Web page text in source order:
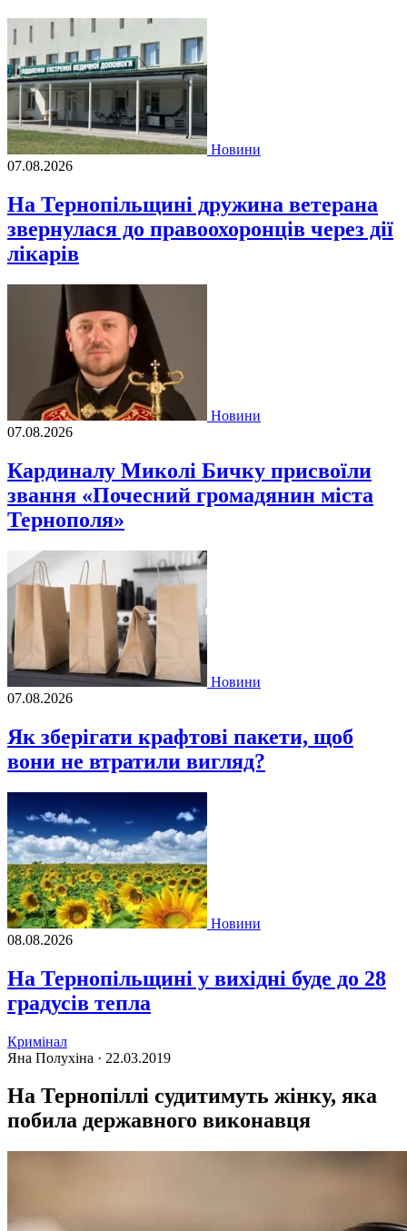
Новини
07.08.2026
На Тернопільщині дружина ветерана
звернулася до правоохоронців через дії
лікарів
Новини
07.08.2026
Кардиналу Миколі Бичку присвоїли
звання «Почесний громадянин міста
Тернополя»
Новини
07.08.2026
Як зберігати крафтові пакети, щоб
вони не втратили вигляд?
Новини
08.08.2026
На Тернопільщині у вихідні буде до 28
градусів тепла
Кримінал
Яна Полухіна · 22.03.2019
На Тернопіллі судитимуть жінку, яка
побила державного виконавця